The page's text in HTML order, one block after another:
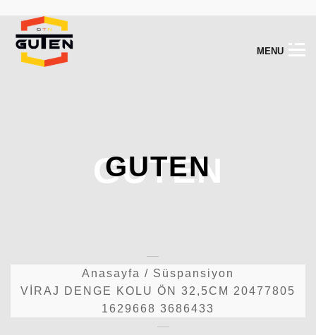
M ENU
GUTEN
GUTEN
Anasayfa / Süspansiyon
VİRAJ DENGE KOLU ÖN 32,5CM 20477805
1629668 3686433